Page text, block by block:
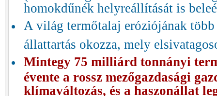
homokdűnék helyreállítását is
A világ termőtalaj eróziójának
állattartás okozza, mely
Mintegy 75 milliárd tonnányi
évente a rossz mezőgazdasági
klímaváltozás, és a haszonállat